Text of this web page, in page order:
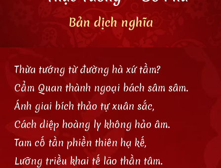
Bản dịch nghĩa
Thừa tướng từ đường hà xứ tầm?
Cẩm Quan thành ngoại bách sâm sâm.
Ánh giai bích thảo tự xuân sắc,
Cách diệp hoàng ly không hảo âm.
Tam cố tần phiền thiên hạ kế,
Lưỡng triều khai tế lão thần tâm.